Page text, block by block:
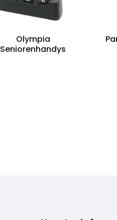
Olympia
Seniorenhandys